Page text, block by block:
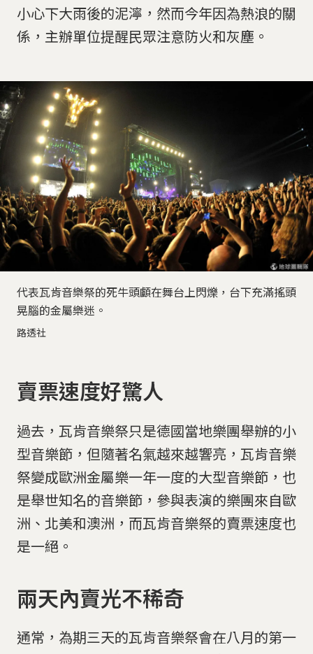
小心下大雨後的泥濘，然而今年因為熱浪的關
係，主辦單位提醒民眾注意防火和灰塵。
代表瓦肯音樂祭的死牛頭顱在舞台上閃爍，台下充滿搖頭
晃腦的金屬樂迷。
路透社
賣票速度好驚人
過去，瓦肯音樂祭只是德國當地樂團舉辦的小
型音樂節，但隨著名氣越來越響亮，瓦肯音樂
祭變成歐洲金屬樂一年一度的大型音樂節，也
是舉世知名的音樂節，參與表演的樂團來自歐
洲、北美和澳洲，而瓦肯音樂祭的賣票速度也
是一絕。
兩天內賣光不稀奇
通常，為期三天的瓦肯音樂祭會在八月的第一